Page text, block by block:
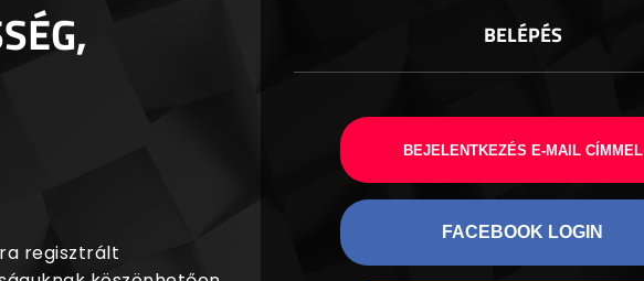
regisztrált
BELÉPÉS
BEJELENTKEZÉS E-MAIL CÍMMEL
FACEBOOK LOGIN